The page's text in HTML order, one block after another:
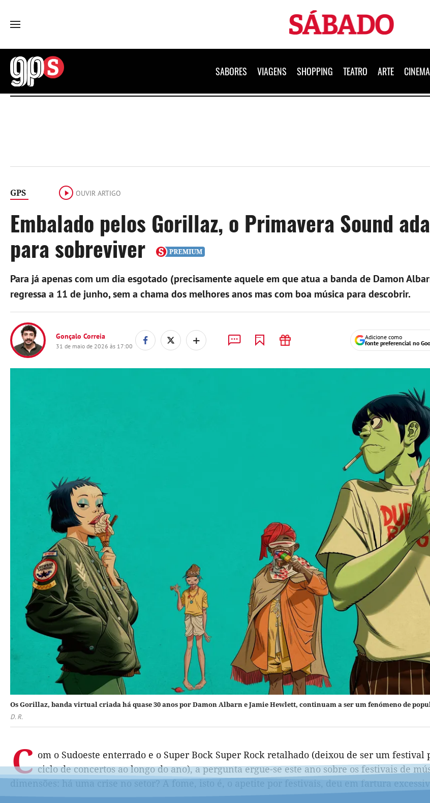
Sábado
GPS
SABORES VIAGENS SHOPPING TEATRO ARTE CINEMA
GPS OUVIR ARTIGO
Embalado pelos Gorillaz, o Primavera Sound
para sobreviver
Para já apenas com um dia esgotado (precisamente aquele em que atua a banda de Damon
regressa a 11 de junho, sem a chama dos melhores anos mas com boa música para descobrir.
Gonçalo Correia
31 de maio de 2026 às 17:00 +
Adicione como
fonte preferencial no
Os Gorillaz, banda virtual criada há quase 30 anos por Damon Albarn e Jamie Hewlett, continuam a ser um fenómeno de
D. R.
C om o Sudoeste enterrado e o Super Bock Super Rock retalhado (deixou de ser um festival
ciclo de concertos ao longo do ano), a pergunta ergue-se este ano sobre os festivais de
dimensões: há uma crise no setor? A fome, isto é, o apetite por festivais, deu em fartura